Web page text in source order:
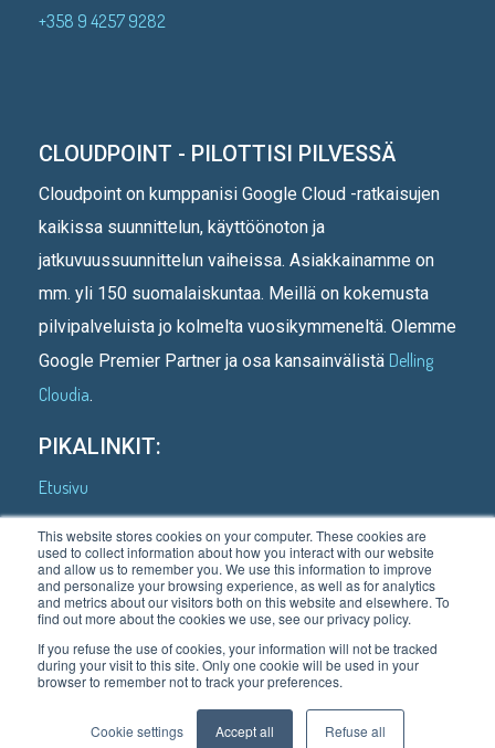
This website stores cookies on your computer. These cookies are
used to collect information about how you interact with our website
and allow us to remember you. We use this information to improve
and personalize your browsing experience, as well as for analytics
and metrics about our visitors both on this website and elsewhere. To
find out more about the cookies we use, see our privacy policy.
If you refuse the use of cookies, your information will not be tracked
during your visit to this site. Only one cookie will be used in your
browser to remember not to track your preferences.
Cookie settings Accept all Refuse all
+358 9 4257 9282
CLOUDPOINT - PILOTTISI PILVESSÄ
Cloudpoint on kumppanisi Google Cloud -ratkaisujen
kaikissa suunnittelun, käyttöönoton ja
jatkuvuussuunnittelun vaiheissa. Asiakkainamme on
mm. yli 150 suomalaiskuntaa. Meillä on kokemusta
pilvipalveluista jo kolmelta vuosikymmeneltä. Olemme
Google Premier Partner ja osa kansainvälistä Delling
Cloudia.
PIKALINKIT:
Etusivu
Kenelle teemme
Asiakastarinoita
Mitä teemme
Blogi